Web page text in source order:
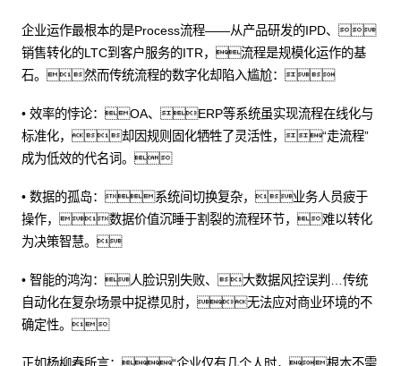
企业运作最根本的是Process流程——从产品研发的IPD、
销售转化的LTC到客户服务的ITR，流程是规模化运作的基
石。然而传统流程的数字化却陷入尴尬：
• 效率的悖论：OA、ERP等系统虽实现流程在线化与
标准化，却因规则固化牺牲了灵活性，“走流程”
成为低效的代名词。
• 数据的孤岛：系统间切换复杂，业务人员疲于
操作，数据价值沉睡于割裂的流程环节，难以转化
为决策智慧。
• 智能的鸿沟：人脸识别失败、大数据风控误判…传统
自动化在复杂场景中捉襟见肘，无法应对商业环境的不
确定性。